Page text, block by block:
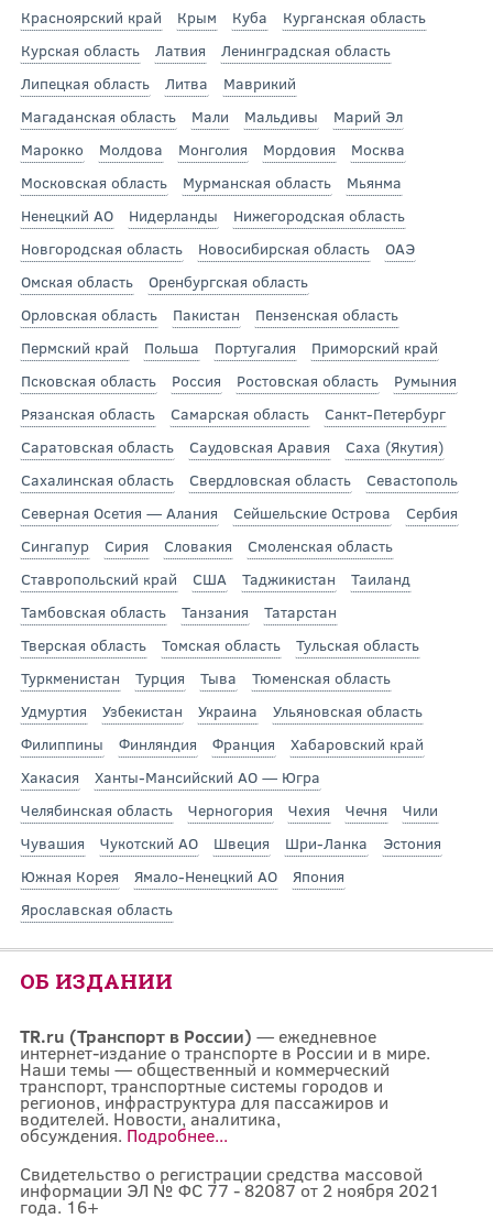
Красноярский край
Крым Куба
Курганская область
Курская область
Латвия
Ленинградская область
Липецкая область
Литва
Маврикий
Магаданская область
Мали Мальдивы
Марий Эл
Марокко
Молдова Монголия Мордовия
Москва
Московская область
Мурманская область
Мьянма
Ненецкий АО
Нидерланды
Нижегородская область
Новгородская область
Новосибирская область
ОАЭ
Омская область
Оренбургская область
Орловская область
Пакистан
Пензенская область
Пермский край
Польша Португалия
Приморский край
Псковская область
Россия Ростовская область
Румыния
Рязанская область
Самарская область
Санкт-Петербург
Саратовская область
Саудовская Аравия
Саха (Якутия)
Сахалинская область
Свердловская область
Севастополь
Северная Осетия — Алания
Сейшельские Острова
Сербия
Сингапур
Сирия Словакия
Смоленская область
Ставропольский край
США Таджикистан
Таиланд
Тамбовская область
Танзания
Татарстан
Тверская область
Томская область
Тульская область
Туркменистан
Турция Тыва
Тюменская область
Удмуртия
Узбекистан Украина
Ульяновская область
Филиппины
Финляндия Франция
Хабаровский край
Хакасия
Ханты-Мансийский АО — Югра
Челябинская область
Черногория Чехия Чечня
Чили
Чувашия
Чукотский АО Швеция Шри-Ланка
Эстония
Южная Корея
Ямало-Ненецкий АО
Япония
Ярославская область
ОБ ИЗДАНИИ
TR.ru (Транспорт в России) — ежедневное
интернет-издание о транспорте в России и в мире.
Наши темы — общественный и коммерческий
транспорт, транспортные системы городов и
регионов, инфраструктура для пассажиров и
водителей. Новости, аналитика,
обсуждения. Подробнее...
Свидетельство о регистрации средства массовой
информации ЭЛ № ФС 77 - 82087 от 2 ноября 2021
года. 16+